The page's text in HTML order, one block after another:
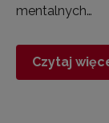
mentalnych…
Czytaj